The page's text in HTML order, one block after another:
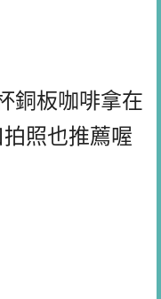
銅板咖啡拿在
照也推薦喔